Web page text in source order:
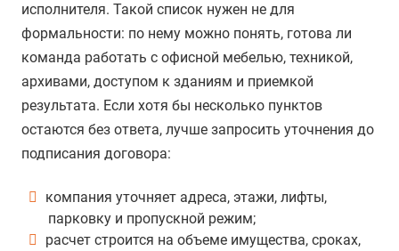
исполнителя. Такой список нужен не для
формальности: по нему можно понять, готова ли
команда работать с офисной мебелью, техникой,
архивами, доступом к зданиям и приемкой
результата. Если хотя бы несколько пунктов
остаются без ответа, лучше запросить уточнения до
подписания договора:
компания уточняет адреса, этажи, лифты,
парковку и пропускной режим;
расчет строится на объеме имущества, сроках,